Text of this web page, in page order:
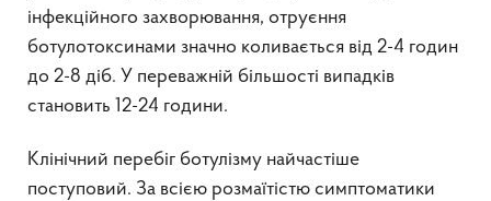
інфекційного захворювання, отруєння
ботулотоксинами значно коливається від 2-4 годин
до 2-8 діб. У переважній більшості випадків
становить 12-24 години.
Клінічний перебіг ботулізму найчастіше
поступовий. За всією розмаїтістю симптоматики